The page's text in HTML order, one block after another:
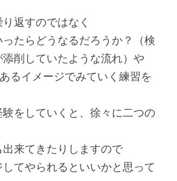
返すのではなく
たらどうなるだろうか？（検
削していたような流れ）や
るイメージでみていく練習を
をしていくと、徐々に二つの
来てきたりしますので
てやられるといいかと思って